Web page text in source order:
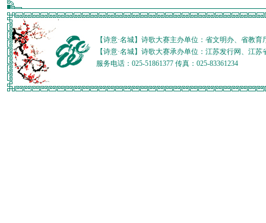
【诗意·名城】诗歌大赛主办单位：省文明办、省教
【诗意·名城】诗歌大赛承办单位：江苏发行网、江
服务电话：025-51861377 传真：025-83361234